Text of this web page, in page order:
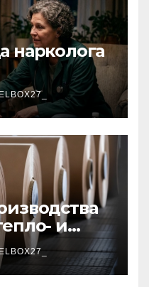
нарколога
и